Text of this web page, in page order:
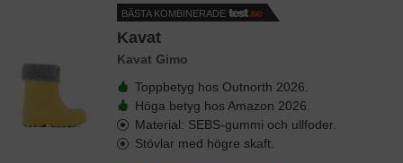
BÄSTA KOMBINERADE
Kavat
Kavat Gimo
Toppbetyg hos Outnorth 2026.
Höga betyg hos Amazon 2026.
Material: SEBS-gummi och ullfoder.
Stövlar med högre skaft.